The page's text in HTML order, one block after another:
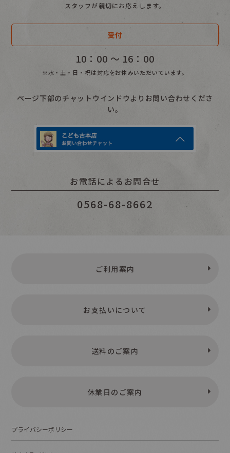
スタッフが親切にお応えします。
受付
10：00 〜 16：00
※水・土・日・祝は対応をお休みいただいています。
ページ下部のチャットウインドウよりお問い合わせくださ
い。
お電話によるお問合せ
0568-68-8662
ご利用案内
お支払いについて
送料のご案内
休業日のご案内
プライバシーポリシー